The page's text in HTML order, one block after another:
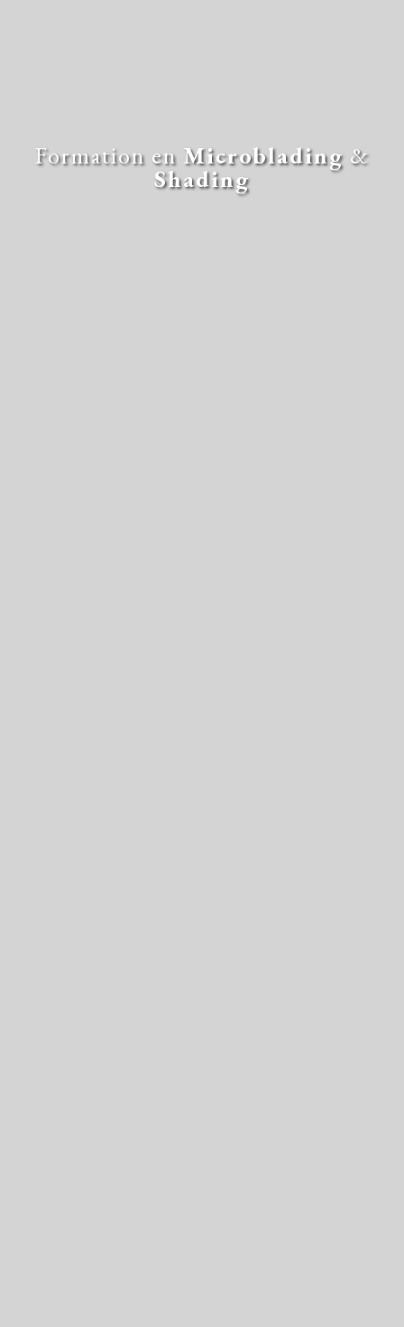
Formation en Microblading&
Shading